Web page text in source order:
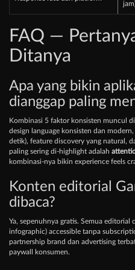
FAQ —
Ditanya
Apa yang bikin
dianggap paling
Kombinasi 5 faktor konsisten muncul
design language konsisten dan
detik), feature discovery yang natural,
paling sering di-highlight adalah
kombinasi-nya bikin experience feels
Konten editorial
dibaca?
Ya, sepenuhnya gratis. Semua editorial
infographic) accessible tanpa
partnership brand dan advertising
paywall konsumen.